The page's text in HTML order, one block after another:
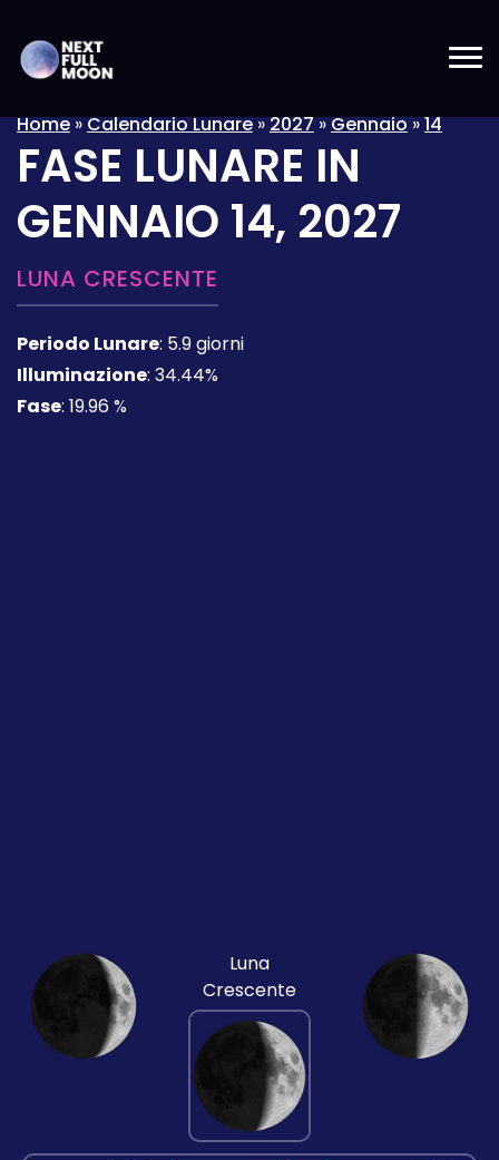
Home»Calendario Lunare»2027»Gennaio»14
FASE LUNARE IN
GENNAIO 14, 2027
LUNA CRESCENTE
Periodo Lunare: 5.9 giorni
Illuminazione: 34.44%
Fase: 19.96 %
Luna
Crescente